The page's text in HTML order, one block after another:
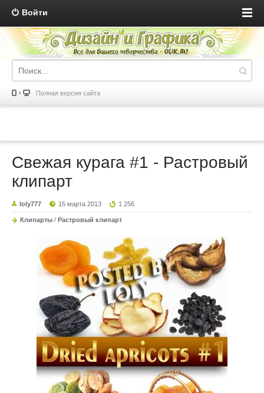
Войти
Полная версия сайта
Свежая курага #1 - Растровый
клипарт
loly777 15 марта 2013 1 256
Клипарты / Растровый клипарт